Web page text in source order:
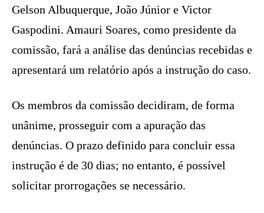
Gelson Albuquerque, João Júnior e Victor
Gaspodini. Amauri Soares, como presidente da
comissão, fará a análise das denúncias recebidas e
apresentará um relatório após a instrução do caso.
Os membros da comissão decidiram, de forma
unânime, prosseguir com a apuração das
denúncias. O prazo definido para concluir essa
instrução é de 30 dias; no entanto, é possível
solicitar prorrogações se necessário.